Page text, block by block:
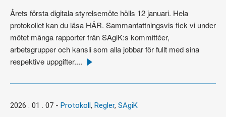
Årets första digitala styrelsemöte hölls 12 januari. Hela
protokollet kan du läsa HÄR. Sammanfattningsvis fick vi under
mötet många rapporter från SAgiK:s kommittéer,
arbetsgrupper och kansli som alla jobbar för fullt med sina
respektive uppgifter.... Läs
2026 . 01 . 07 - Protokoll, Regler, SAgiK